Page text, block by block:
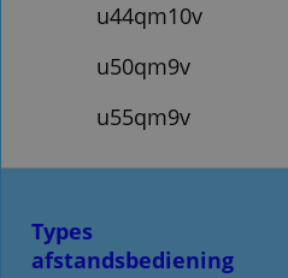
u44qm10v
u50qm9v
u55qm9v
Types
afstandsbediening